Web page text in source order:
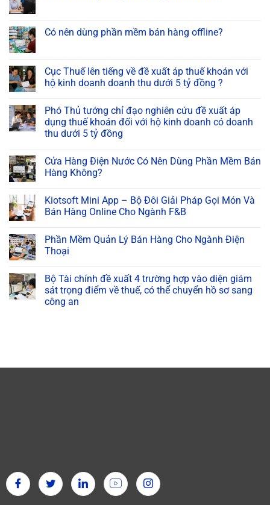
Có nên dùng phần mềm bán hàng offline?
Cục Thuế lên tiếng về đề xuất áp thuế khoán với
hộ kinh doanh doanh thu dưới 5 tỷ đồng ?
Phó Thủ tướng chỉ đạo nghiên cứu đề xuất áp
dụng thuế khoán đối với hộ kinh doanh có doanh
thu dưới 5 tỷ đồng
Cửa Hàng Điện Nước Có Nên Dùng Phần Mềm Bán
Hàng Không?
Kiotsoft Mini App – Bộ Đôi Giải Pháp Gọi Món Và
Bán Hàng Online Cho Ngành F&B
Phần Mềm Quản Lý Bán Hàng Cho Ngành Điện
Thoại
Bộ Tài chính đề xuất 4 trường hợp vào diện giám
sát trọng điểm về thuế, có thể chuyển hồ sơ sang
công an